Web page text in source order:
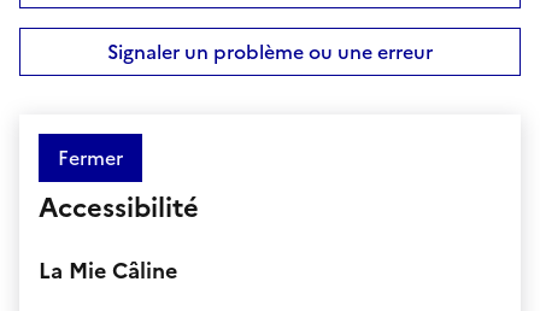
Signaler un problème ou une erreur
Fermer
Accessibilité
La Mie Câline